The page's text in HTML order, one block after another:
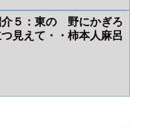
介５：東の 野にかぎろ
見えて・・柿本人麻呂